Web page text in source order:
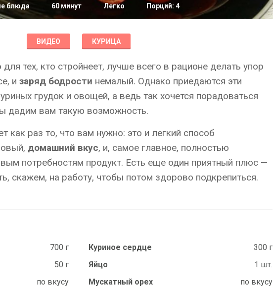
блюда 60 минут Легко Порций: 4
ВИДЕО КУРИЦА
тех, кто стройнеет, лучше всего в рационе делать упор
и заряд бодрости немалый. Однако приедаются эти
грудок и овощей, а ведь так хочется порадоваться
дадим вам такую возможность.
как раз то, что вам нужно: это и легкий способ
домашний вкус, и, самое главное, полностью
потребностям продукт. Есть еще один приятный плюс —
скажем, на работу, чтобы потом здорово подкрепиться.
700 г Куриное сердце
300 г
50 г Яйцо
1 шт.
по вкусу Мускатный орех
по вкусу